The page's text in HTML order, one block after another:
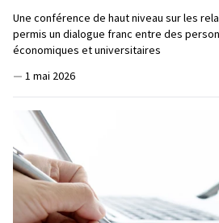
Une conférence de haut niveau sur les
permis un dialogue franc entre des
économiques et universitaires
— 1 mai 2026